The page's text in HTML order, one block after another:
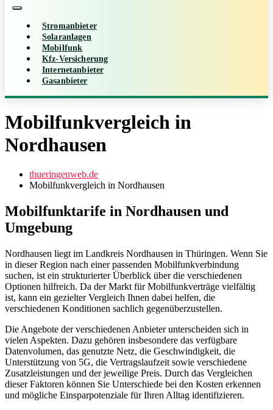
Stromanbieter
Solaranlagen
Mobilfunk
Kfz-Versicherung
Internetanbieter
Gasanbieter
Mobilfunkvergleich in
Nordhausen
thueringenweb.de
Mobilfunkvergleich in Nordhausen
Mobilfunktarife in Nordhausen und
Umgebung
Nordhausen liegt im Landkreis Nordhausen in Thüringen. Wenn Sie
in dieser Region nach einer passenden Mobilfunkverbindung
suchen, ist ein strukturierter Überblick über die verschiedenen
Optionen hilfreich. Da der Markt für Mobilfunkverträge vielfältig
ist, kann ein gezielter Vergleich Ihnen dabei helfen, die
verschiedenen Konditionen sachlich gegenüberzustellen.
Die Angebote der verschiedenen Anbieter unterscheiden sich in
vielen Aspekten. Dazu gehören insbesondere das verfügbare
Datenvolumen, das genutzte Netz, die Geschwindigkeit, die
Unterstützung von 5G, die Vertragslaufzeit sowie verschiedene
Zusatzleistungen und der jeweilige Preis. Durch das Vergleichen
dieser Faktoren können Sie Unterschiede bei den Kosten erkennen
und mögliche Einsparpotenziale für Ihren Alltag identifizieren.